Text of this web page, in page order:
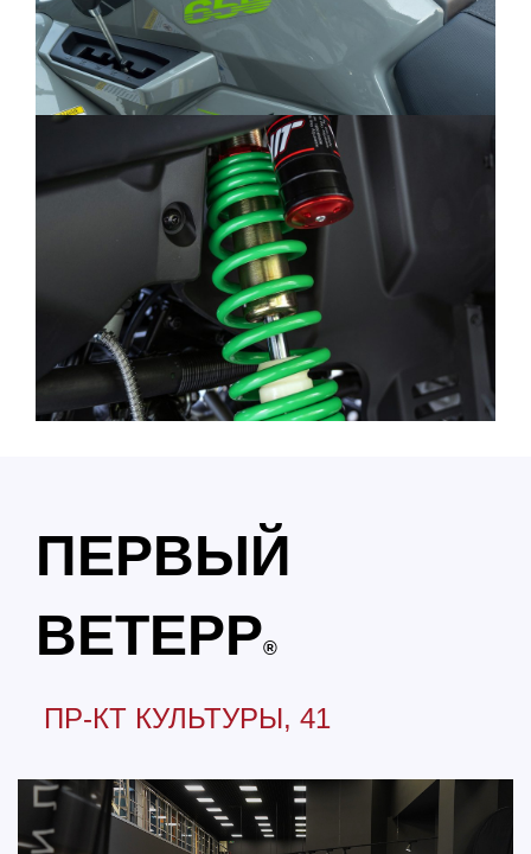
ПЕРВЫЙ
ВЕТЕРР®
ПР-КТ КУЛЬТУРЫ, 41